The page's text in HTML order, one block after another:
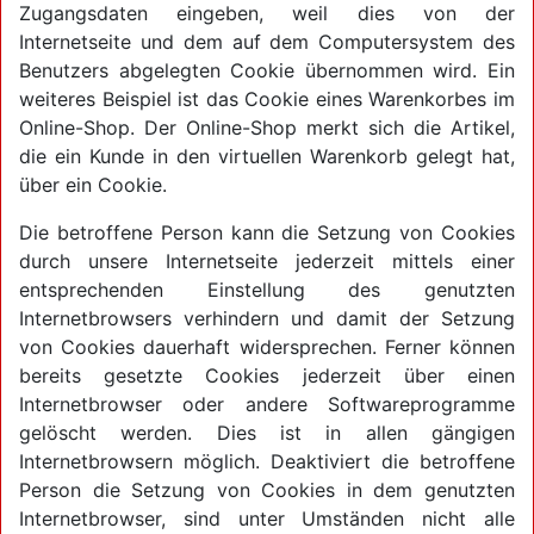
Zugangsdaten eingeben, weil dies von der
Internetseite und dem auf dem Computersystem des
Benutzers abgelegten Cookie übernommen wird. Ein
weiteres Beispiel ist das Cookie eines Warenkorbes im
Online-Shop. Der Online-Shop merkt sich die Artikel,
die ein Kunde in den virtuellen Warenkorb gelegt hat,
über ein Cookie.
Die betroffene Person kann die Setzung von Cookies
durch unsere Internetseite jederzeit mittels einer
entsprechenden Einstellung des genutzten
Internetbrowsers verhindern und damit der Setzung
von Cookies dauerhaft widersprechen. Ferner können
bereits gesetzte Cookies jederzeit über einen
Internetbrowser oder andere Softwareprogramme
gelöscht werden. Dies ist in allen gängigen
Internetbrowsern möglich. Deaktiviert die betroffene
Person die Setzung von Cookies in dem genutzten
Internetbrowser, sind unter Umständen nicht alle